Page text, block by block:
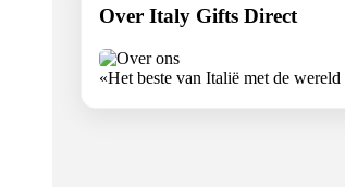
Over Italy Gifts Direct
«Het beste van Italië met de